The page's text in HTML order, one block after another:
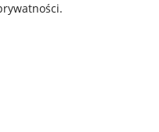
Ustawienia plików
Udostępnianie
Informacje dla Aktu